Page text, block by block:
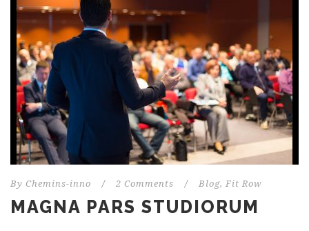
By Chemins-inno / 2 Comments / Blog, Fit Row
MAGNA PARS STUDIORUM